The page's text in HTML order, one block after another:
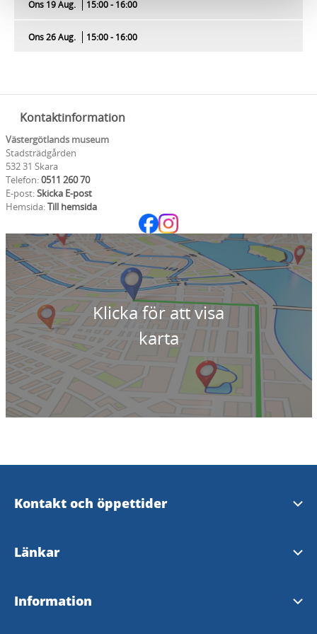
Ons 19 Aug. 15:00 - 16:00
Ons 26 Aug. 15:00 - 16:00
Kontaktinformation
Västergötlands museum
Stadsträdgården
532 31 Skara
Telefon:0511 260 70
E-post:Skicka E-post
Hemsida:Till hemsida
Klicka för att visa
karta
Kontakt och öppettider
Skara Kontaktcenter
Länkar
Skara kommun
Information